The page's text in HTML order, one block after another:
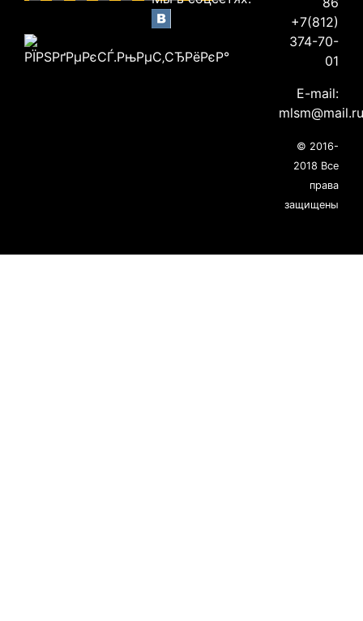
+7(812)
374-70-
01
E-mail:
mlsm@mail.ru
© 2016-
2018 Все
права
защищены